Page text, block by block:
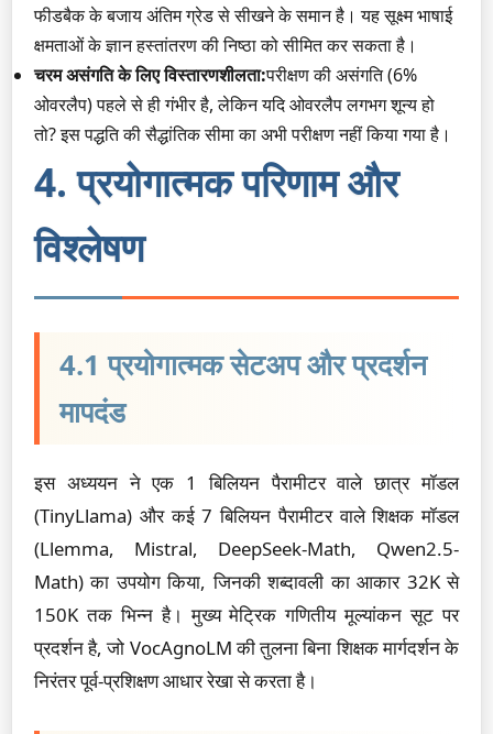
फीडबैक के बजाय अंतिम ग्रेड से सीखने के समान है। यह सूक्ष्म भाषाई
क्षमताओं के ज्ञान हस्तांतरण की निष्ठा को सीमित कर सकता है।
चरम असंगति के लिए विस्तारणशीलता:परीक्षण की असंगति (6%
ओवरलैप) पहले से ही गंभीर है, लेकिन यदि ओवरलैप लगभग शून्य हो
तो? इस पद्धति की सैद्धांतिक सीमा का अभी परीक्षण नहीं किया गया है।
4. प्रयोगात्मक परिणाम और
विश्लेषण
4.1 प्रयोगात्मक सेटअप और प्रदर्शन
मापदंड
इस अध्ययन ने एक 1 बिलियन पैरामीटर वाले छात्र मॉडल
(TinyLlama) और कई 7 बिलियन पैरामीटर वाले शिक्षक मॉडल
(Llemma, Mistral, DeepSeek-Math, Qwen2.5-
Math) का उपयोग किया, जिनकी शब्दावली का आकार 32K से
150K तक भिन्न है। मुख्य मेट्रिक गणितीय मूल्यांकन सूट पर
प्रदर्शन है, जो VocAgnoLM की तुलना बिना शिक्षक मार्गदर्शन के
निरंतर पूर्व-प्रशिक्षण आधार रेखा से करता है।